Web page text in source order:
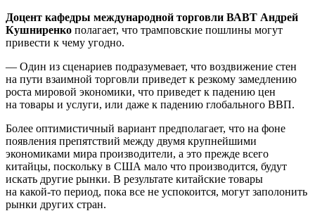
Доцент кафедры международной торговли ВАВТ Андрей
Кушниренко полагает, что трамповские пошлины могут
привести к чему угодно.
— Один из сценариев подразумевает, что воздвижение стен
на пути взаимной торговли приведет к резкому замедлению
роста мировой экономики, что приведет к падению цен
на товары и услуги, или даже к падению глобального ВВП.
Более оптимистичный вариант предполагает, что на фоне
появления препятствий между двумя крупнейшими
экономиками мира производители, а это прежде всего
китайцы, поскольку в США мало что производится, будут
искать другие рынки. В результате китайские товары
на какой-то период, пока все не успокоится, могут заполонить
рынки других стран.